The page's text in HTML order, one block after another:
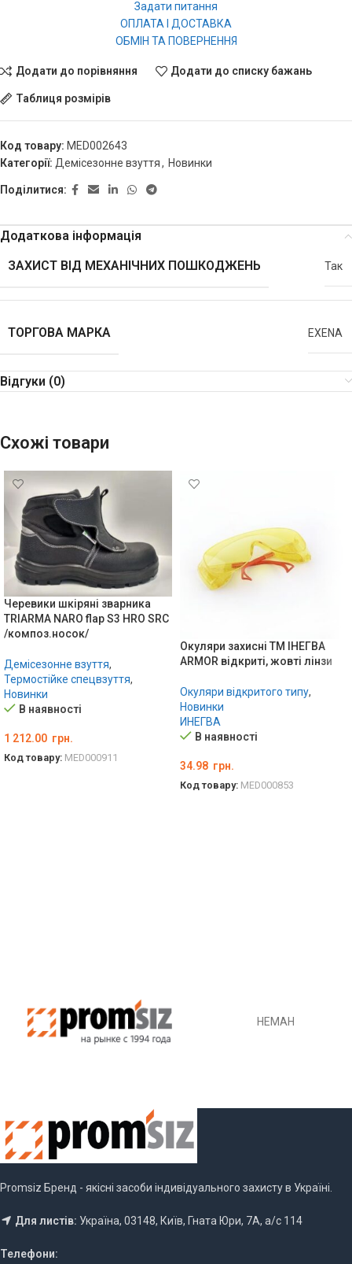
Задати питання
ОПЛАТА І ДОСТАВКА
ОБМІН ТА ПОВЕРНЕННЯ
Додати до порівняння Додати до списку бажань
Таблиця розмірів
Код товару: MED002643
Категорії: Демісезонне взуття, Новинки
Поділитися:
Додаткова інформація
ЗАХИСТ ВІД МЕХАНІЧНИХ ПОШКОДЖЕНЬ
Так
ТОРГОВА МАРКА EXENA
Відгуки (0)
Схожі товари
Черевики шкіряні зварника
TRIARMA NARO flap S3 HRO SRC
/композ.носок/
Демісезонне взуття,
Термостійке спецвзуття,
Новинки
В наявності
1 212.00 грн.
Код товару: MED000911
Окуляри захисні ТМ ІНЕГВА
ARMOR відкриті, жовті лінзи
Окуляри відкритого типу,
Новинки
ИНЕГВА
В наявності
34.98 грн.
Код товару: MED000853
НЕМАН
Promsiz Бренд - якісні засоби індивідуального захисту в Україні.
Для листів: Україна, 03148, Київ, Гната Юри, 7А, а/с 114
Телефони: